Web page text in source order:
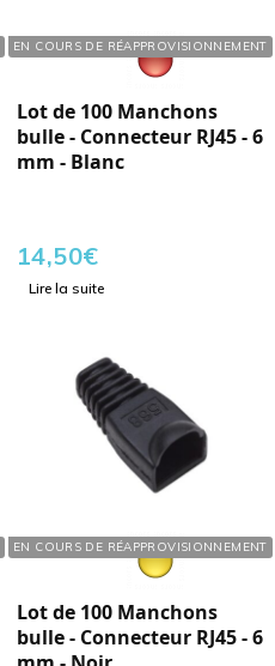
EN COURS DE RÉAPPROVISIONNEMENT
Réf. : 110304
Lot de 100 Manchons
bulle - Connecteur RJ45 - 6
mm - Blanc
14,50€
Lire la suite
EN COURS DE RÉAPPROVISIONNEMENT
Réf. : 110301
Lot de 100 Manchons
bulle - Connecteur RJ45 - 6